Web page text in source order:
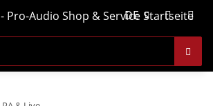
DE